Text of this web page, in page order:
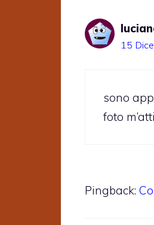
15
sono
foto
Pingback: